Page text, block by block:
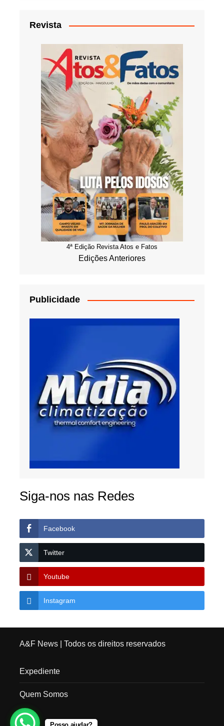
Revista
4ª Edição Revista Atos e Fatos
Edições Anteriores
Publicidade
Siga-nos nas Redes
Facebook
Twitter
Youtube
Instagram
A&F News| Todos os direitos reservados
Expediente
Quem Somos